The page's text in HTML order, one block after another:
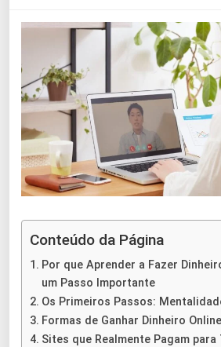
Conteúdo da Página
Por que Aprender a Fazer
um Passo Importante
Os Primeiros Passos:
Formas de Ganhar Dinheiro
Sites que Realmente Pagam